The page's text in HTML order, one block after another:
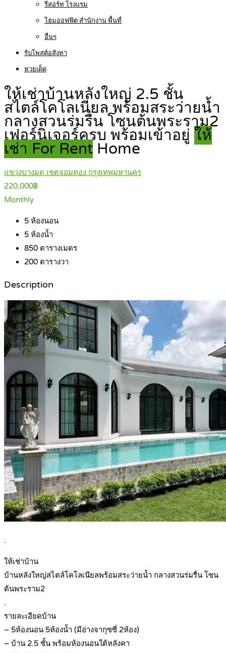
รีสอร์ท โรงแรม
โฮมออฟฟิต สำนักงาน พื้นที่
อื่นๆ
รับโพสต์อสังหา
หวยเด็ด
ให้เช่าบ้านหลังใหญ่ 2.5 ชั้น
สไตล์โคโลเนียล พร้อมสระว่ายน้ำ
กลางสวนร่มรื่น โซนต้นพระราม2
เฟอร์นิเจอร์ครบ พร้อมเข้าอยู่ ให้
เช่า For Rent Home
แขวงบางมด เขตจอมทอง กรุงเทพมหานคร
220,000฿
Monthly
5 ห้องนอน
5 ห้องน้ำ
850 ตารางเมตร
200 ตารางวา
Description
.
ให้เช่าบ้าน
บ้านหลังใหญ่สไตล์โคโลเนียลพร้อมสระว่ายน้ำ กลางสวนร่มรื่น โซน
ต้นพระราม2
.
รายละเอียดบ้าน
– 5ห้องนอน 5ห้องน้ำ (มีอ่างจากุซซี่ 2ห้อง)
– บ้าน 2.5 ชั้น พร้อมห้องนอนใต้หลังคา